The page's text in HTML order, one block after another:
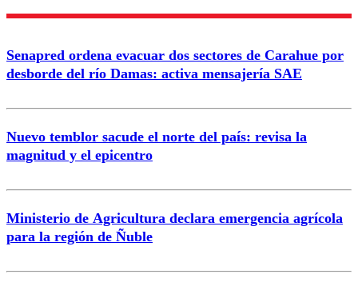
Nombre
Correo
Senapred ordena evacuar dos sectores de Carahue por
desborde del río Damas: activa mensajería SAE
Nuevo temblor sacude el norte del país: revisa la
magnitud y el epicentro
Ministerio de Agricultura declara emergencia agrícola
para la región de Ñuble